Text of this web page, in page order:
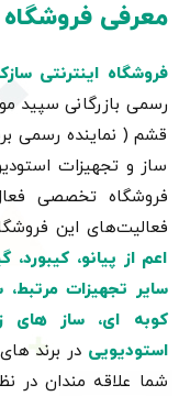
معرفی فروشگاه
فروشگاه اینترنتی
رسمی بازرگانی سپید
قشم ( نماینده رسمی
ساز و تجهیزات
فروشگاه تخصصی
فعالیت‌های این
اعم از پیانو، کیبورد،
سایر تجهیزات
کوبه ای، ساز های
استودیوییدر برند
شما علاقه مندان در